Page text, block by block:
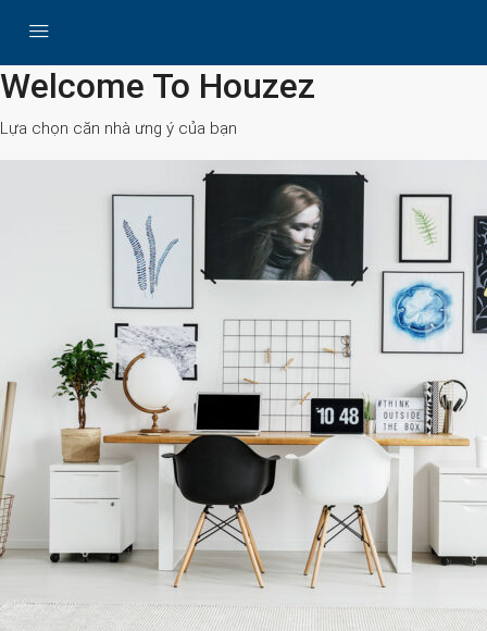
Search
Welcome To Houzez
Lựa chọn căn nhà ưng ý của bạn